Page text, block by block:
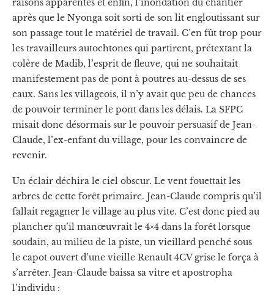
raisons apparentes et enfin, l’inondation du chantier
après que le Nyonga soit sorti de son lit engloutissant sur
son passage tout le matériel de travail. C’en fût trop pour
les travailleurs autochtones qui partirent, prétextant la
colère de Madib, l’esprit de fleuve, qui ne souhaitait
manifestement pas de pont à poutres au-dessus de ses
eaux. Sans les villageois, il n’y avait que peu de chances
de pouvoir terminer le pont dans les délais. La SFPC
misait donc désormais sur le pouvoir persuasif de Jean-
Claude, l’ex-enfant du village, pour les convaincre de
revenir.
Un éclair déchira le ciel obscur. Le vent fouettait les
arbres de cette forêt primaire. Jean-Claude compris qu’il
fallait regagner le village au plus vite. C’est donc pied au
plancher qu’il manœuvrait le 4×4 dans la forêt lorsque
soudain, au milieu de la piste, un vieillard penché sous
le capot ouvert d’une vieille Renault 4CV grise le força à
s’arrêter. Jean-Claude baissa sa vitre et apostropha
l’individu :